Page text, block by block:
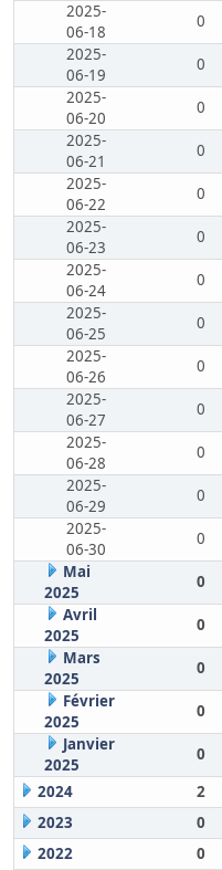
2025-
06-18
0
2025-
06-19
0
2025-
06-20
0
2025-
06-21
0
2025-
06-22
0
2025-
06-23
0
2025-
06-24
0
2025-
06-25
0
2025-
06-26
0
2025-
06-27
0
2025-
06-28
0
2025-
06-29
0
2025-
06-30
0
Mai
2025
0
Avril
2025
0
Mars
2025
0
Février
2025
0
Janvier
2025
0
2024
2
2023
0
2022
0